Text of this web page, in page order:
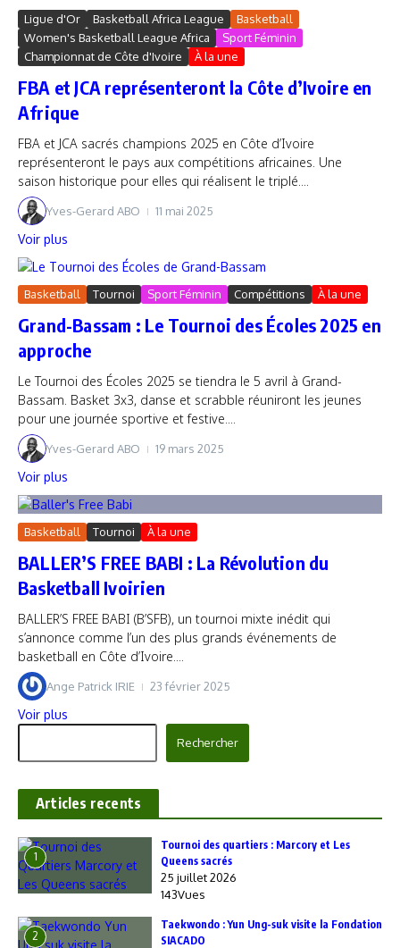
Ligue d'Or Basketball Africa League
Basketball
Women's Basketball League Africa
Sport Féminin
Championnat de Côte d'Ivoire
À la une
FBA et JCA représenteront la Côte d’Ivoire en
Afrique
FBA et JCA sacrés champions 2025 en Côte d’Ivoire
représenteront le pays aux compétitions africaines. Une
saison historique pour elles qui réalisent le triplé....
Yves-Gerard ABO 11 mai 2025
Voir plus
Basketball Tournoi Sport Féminin Compétitions À la une
Grand-Bassam : Le Tournoi des Écoles 2025 en
approche
Le Tournoi des Écoles 2025 se tiendra le 5 avril à Grand-
Bassam. Basket 3x3, danse et scrabble réuniront les jeunes
pour une journée sportive et festive....
Yves-Gerard ABO 19 mars 2025
Voir plus
Basketball Tournoi À la une
BALLER’S FREE BABI : La Révolution du
Basketball Ivoirien
BALLER’S FREE BABI (B’SFB), un tournoi mixte inédit qui
s’annonce comme l’un des plus grands événements de
basketball en Côte d’Ivoire....
Ange Patrick IRIE 23 février 2025
Voir plus
Rechercher
Articles recents
1
‎Tournoi des quartiers : Marcory et Les
Queens sacrés
25 juillet 2026
143Vues
2
Taekwondo : Yun Ung-suk visite la Fondation
SIACADO